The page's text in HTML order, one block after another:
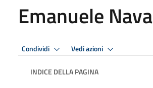
Emanuele Nava
Condividi Vedi azioni
INDICE DELLA PAGINA